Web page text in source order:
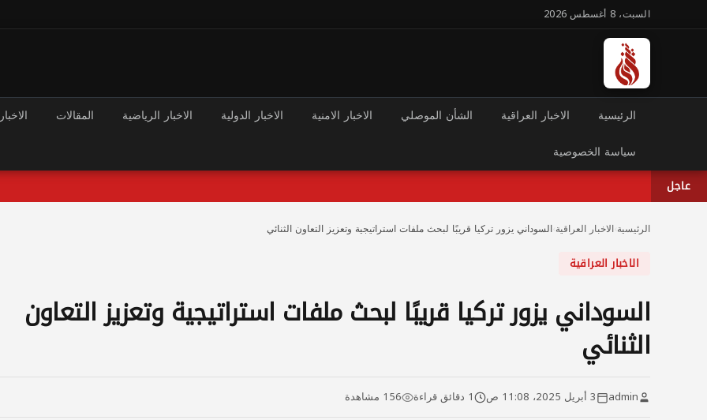
السبت، 8 أغسطس 2026
الرئيسية الاخبار العراقية الشأن الموصلي الاخبار الامنية الاخبار الدولية الاخبار الرياضية المقالات
سياسة الخصوصية
عاجل
الرئيسية الاخبار العراقية السوداني يزور تركيا قريبًا لبحث ملفات استراتيجية وتعزيز التعاون الثنائي
الاخبار العراقية
السوداني يزور تركيا قريبًا لبحث ملفات استراتيجية وتعزيز التعاون
الثنائي
admin 3 أبريل 2025، 11:08 ص 1 دقائق قراءة 156 مشاهدة